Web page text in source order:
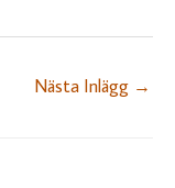
Nästa Inlägg →